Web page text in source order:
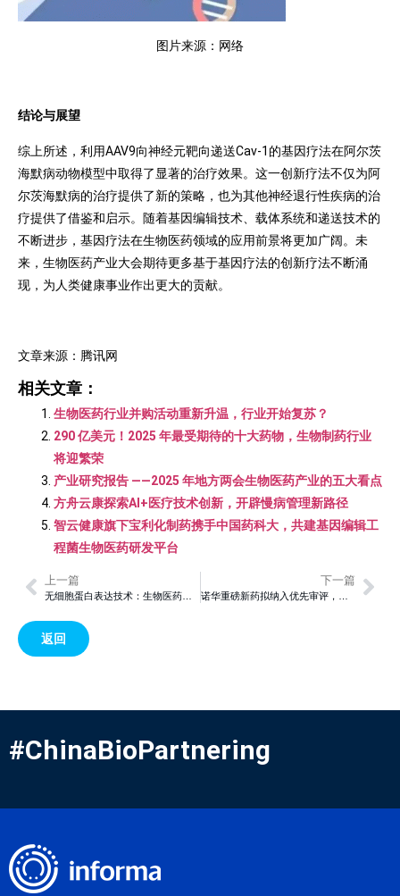
图片来源：网络
结论与展望
综上所述，利用AAV9向神经元靶向递送Cav-1的基因疗法在阿尔茨
海默病动物模型中取得了显著的治疗效果。这一创新疗法不仅为阿
尔茨海默病的治疗提供了新的策略，也为其他神经退行性疾病的治
疗提供了借鉴和启示。随着基因编辑技术、载体系统和递送技术的
不断进步，基因疗法在生物医药领域的应用前景将更加广阔。未
来，生物医药产业大会期待更多基于基因疗法的创新疗法不断涌
现，为人类健康事业作出更大的贡献。
文章来源：腾讯网
相关文章：
生物医药行业并购活动重新升温，行业开始复苏？
290 亿美元！2025 年最受期待的十大药物，生物制药行业
将迎繁荣
产业研究报告 ——2025 年地方两会生物医药产业的五大看点
方舟云康探索AI+医疗技术创新，开辟慢病管理新路径
智云健康旗下宝利化制药携手中国药科大，共建基因编辑工
程菌生物医药研发平台
上一篇 下一篇
返回
#ChinaBioPartnering